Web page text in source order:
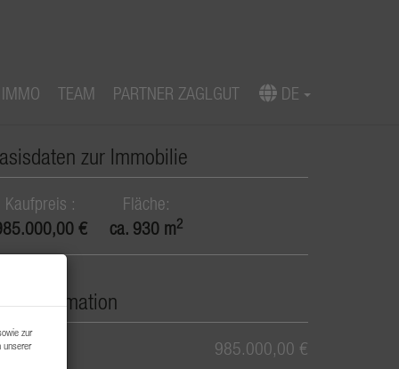
TEAM PARTNER ZAGLGUT DE
Download Expose
zur Immobilie
Kaufpreis
€
Fläche
ca. 930 m2
985.000,00 €
zur
unserer